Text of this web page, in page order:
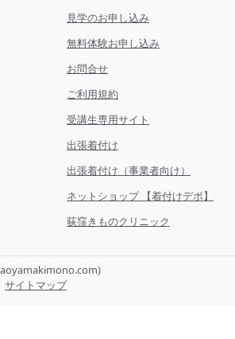
見学のお申し込み
無料体験お申し込み
お問合せ
ご利用規約
受講生専用サイト
出張着付け
出張着付け（事業者向け）
ネットショップ 【着付けデポ】
荻窪きものクリニック
サイトマップ